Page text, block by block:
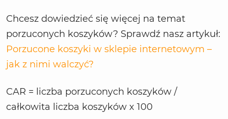
Chcesz dowiedzieć się więcej na temat
porzuconych koszyków? Sprawdź nasz artykuł:
Porzucone koszyki w sklepie internetowym –
jak z nimi walczyć?
CAR = liczba porzuconych koszyków /
całkowita liczba koszyków x 100